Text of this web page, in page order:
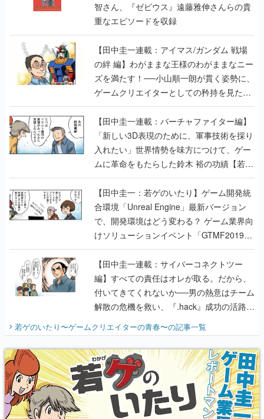
智さん、『ゼビウス』遠藤雅伸さんらの貴
重なエピソードを収録
【田中圭一連載：アイマス/ガンダム 戦場
の絆 編】わがままな王様のわがままなニー
ズを満たす！──小山順一朗が貫く姿勢に、
ゲームクリエイターとしての矜持を見た
【若ゲのいたり最終回】
【田中圭一連載：バーチャファイター編】
「新しい3D表現のために、軍事技術を採り
入れたい」世界情勢を味方につけて、ゲー
ムに革命をもたらした鈴木 裕の功績【若ゲ
のいたり】
【田中圭一：若ゲのいたり】ゲーム開発統
合環境「Unreal Engine」最新バージョン
で、開発環境はどう変わる？ ゲーム業界向
けソリューションイベント「GTMF2019」
に行って、より理解を深めよう【PR】
【田中圭一連載：サイバーコネクトツー
編】すべての責任はオレが取る。だから、
付いてきてくれないか──男の熱意はチーム
解散の危機を救い、『.hack』成功の活路を
開く。業界の快男児・松山 洋に流れる血は
『少年ジャンプ』色だった【若ゲのいた
り】
若ゲのいたり〜ゲームクリエイターの青春〜の記事一覧